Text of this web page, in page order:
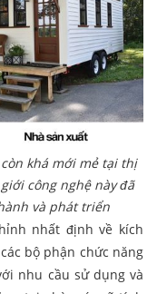
khá mới mẻ tại thị
công nghệ này đã
và phát triển
nhất định về kích
bộ phận chức năng
nhu cầu sử dụng và